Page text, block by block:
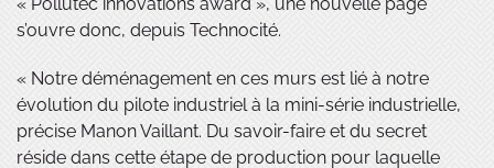
s’ouvre donc, depuis Technocité.
« Notre déménagement en ces murs est lié à notre
évolution du pilote industriel à la mini-série industrielle,
précise Manon Vaillant. Du savoir-faire et du secret
réside dans cette étape de production pour laquelle